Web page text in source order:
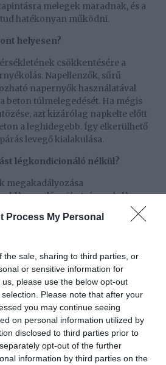
Process My Personal
the sale, sharing to third parties, or
or sensitive information for
please use the below opt-out
Please note that after your
you may continue seeing
on personal information utilized by
disclosed to third parties prior to
opt-out of the further
information by third parties on the
melegek maradnak, és a
hatékonyan működni.
helyesen?
csökkentésére a
Napellenzők, sűrű
napernyők használatával
beton túlmelegedését. Ha mégis
azt kizárólag napkelte előtt
a leghidegebb. Így elkerülhető
levegő kialakulása.
légkondicionáló nélkül?
megakadályozása
le a redőnyöket, és csukd be az
hőmérséklet eléri a 28 fokot.
szellőztess, amikor a levegő a
anyagok használata
a beton hőelnyelését. „A világos
bevonatok akár 35%-
hőelnyelést, ami közvetlenül
tételéhez” –
nemcsak hatékony,
is.